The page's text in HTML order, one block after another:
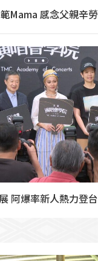
Mama 感念父親辛勞
阿爆率新人熱力登台